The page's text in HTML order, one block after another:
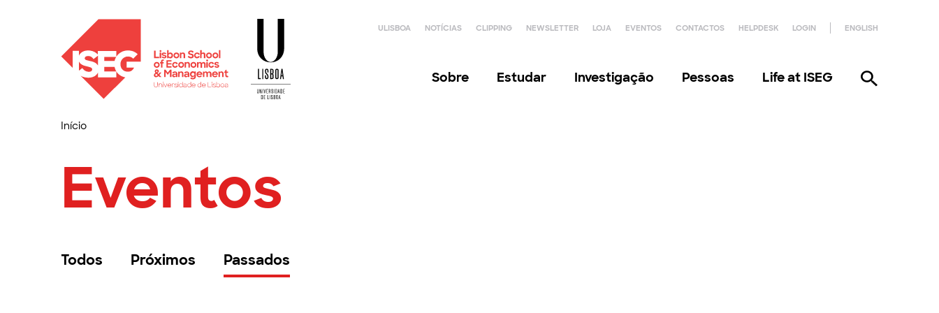
ULISBOA NOTÍCIAS CLIPPING NEWSLETTER LOJA EVENTOS CONTACTOS HELPDESK LOGIN ENGLISH
Sobre Estudar Investigação Pessoas Life at ISEG
Início
Eventos
Todos Próximos Passados